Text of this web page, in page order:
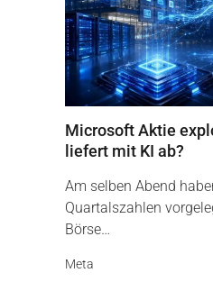
Microsoft Aktie
liefert mit KI ab?
Am selben Abend
Quartalszahlen
Börse…
Meta